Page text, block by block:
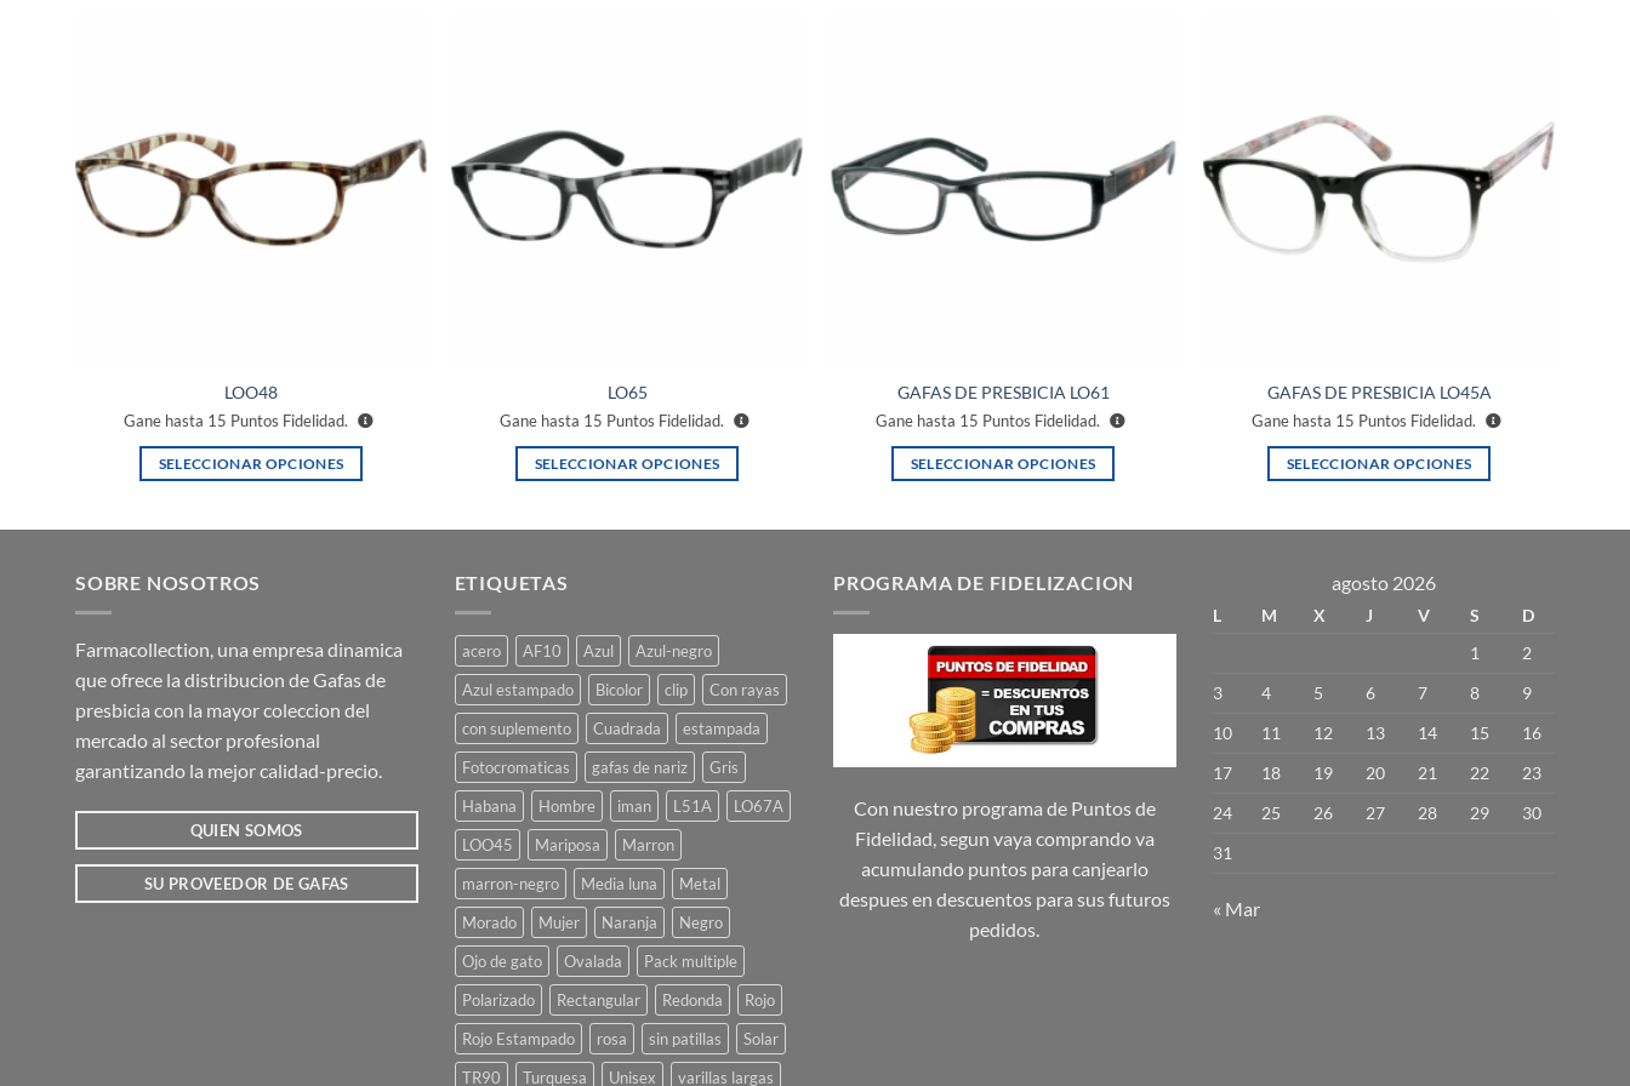
LOO48
Gane hasta 15 Puntos Fidelidad.
SELECCIONAR OPCIONES
múltiples
opciones
se
pueden
elegir
en
página
de
producto
LO65
Gane hasta 15 Puntos Fidelidad.
SELECCIONAR OPCIONES
Las
opciones
se
pueden
elegir
en
la
página
de
producto
GAFAS DE PRESBICIA LO61
Gane hasta 15 Puntos Fidelidad.
SELECCIONAR OPCIONES
múltiples
Las
opciones
se
pueden
elegir
en
la
de
producto
deseos
GAFAS DE PRESBICIA LO45A
Gane hasta 15 Puntos Fidelidad.
SELECCIONAR OPCIONES
múltiples
variantes.
elegir
en
SOBRE NOSOTROS
Farmacollection, una empresa dinamica
que ofrece la distribucion de Gafas de
presbicia con la mayor coleccion del
mercado al sector profesional
garantizando la mejor calidad-precio.
QUIEN SOMOS
SU PROVEEDOR DE GAFAS
ETIQUETAS
acero AF10 Azul
Azul-negro
Azul estampado
Bicolor clip
Con rayas
con suplemento
Cuadrada
estampada
Fotocromaticas
gafas de nariz
Gris
Habana
Hombre iman L51A
LO67A
LOO45
Mariposa
Marron
marron-negro
Media luna
Metal
Morado
Mujer Naranja
Negro
Ojo de gato
Ovalada
Pack multiple
Polarizado
Rectangular Redonda
Rojo
Rojo Estampado
rosa sin patillas
Solar
TR90
Turquesa Unisex varillas largas
PROGRAMA DE FIDELIZACION
Con nuestro programa de Puntos de
Fidelidad, segun vaya comprando va
acumulando puntos para canjearlo
despues en descuentos para sus futuros
pedidos.
agosto 2026
L M X J V S
D
1
2
3
4 5 6 7 8
9
10
11 12 13 14 15
16
17
18 19 20 21 22
23
24
25 26 27 28 29
30
31
« Mar